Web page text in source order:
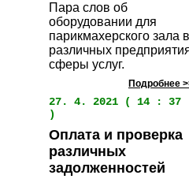
Пара слов об
оборудовании для
парикмахерского зала в
различных
сферы услуг.
Подробнее
27. 4. 2021 ( 14 : 37
)
Оплата и проверка
различных
задолженностей